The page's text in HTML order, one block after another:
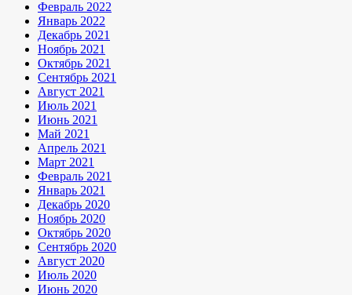
Февраль 2022
Январь 2022
Декабрь 2021
Ноябрь 2021
Октябрь 2021
Сентябрь 2021
Август 2021
Июль 2021
Июнь 2021
Май 2021
Апрель 2021
Март 2021
Февраль 2021
Январь 2021
Декабрь 2020
Ноябрь 2020
Октябрь 2020
Сентябрь 2020
Август 2020
Июль 2020
Июнь 2020